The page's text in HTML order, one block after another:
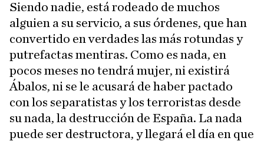
Siendo nadie, está rodeado de muchos
alguien a su servicio, a sus órdenes, que han
convertido en verdades las más rotundas y
putrefactas mentiras. Como es nada, en
pocos meses no tendrá mujer, ni existirá
Ábalos, ni se le acusará de haber pactado
con los separatistas y los terroristas desde
su nada, la destrucción de España. La nada
puede ser destructora, y llegará el día en que